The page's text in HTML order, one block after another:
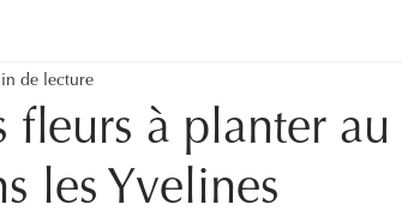
Famille
fleurs à planter au
les Yvelines
de lecture